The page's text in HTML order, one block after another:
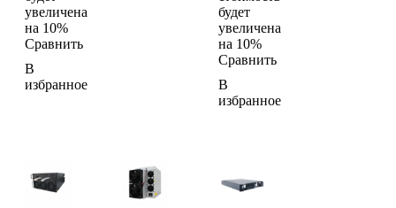
увеличена
на 10%
Сравнить
В
избранное
будет
увеличена
на 10%
Сравнить
В
избранное